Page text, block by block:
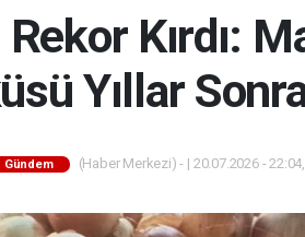
Kırdı:
Yıllar
Gündem (Haber Merkezi) - | 20.07.2026 -